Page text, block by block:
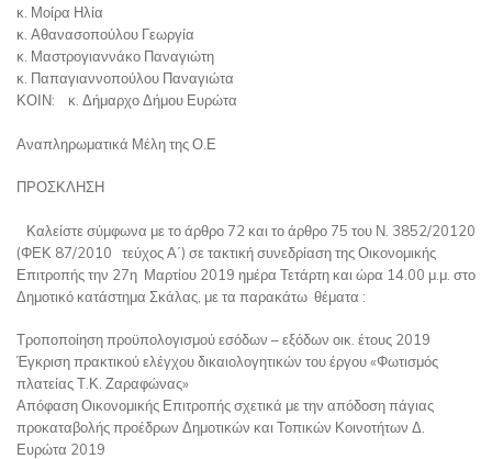
κ. Μοίρα Ηλία
κ. Αθανασοπούλου Γεωργία
κ. Μαστρογιαννάκο Παναγιώτη
κ. Παπαγιαννοπούλου Παναγιώτα
ΚΟΙΝ: κ. Δήμαρχο Δήμου Ευρώτα
Αναπληρωματικά Μέλη της Ο.Ε
ΠΡΟΣΚΛΗΣΗ
Καλείστε σύμφωνα με το άρθρο 72 και το άρθρο 75 του Ν. 3852/20120
(ΦΕΚ 87/2010 τεύχος Α΄) σε τακτική συνεδρίαση της Οικονομικής
Επιτροπής την 27η Μαρτίου 2019 ημέρα Τετάρτη και ώρα 14.00 μ.μ. στο
Δημοτικό κατάστημα Σκάλας, με τα παρακάτω θέματα :
Τροποποίηση προϋπολογισμού εσόδων – εξόδων οικ. έτους 2019
Έγκριση πρακτικού ελέγχου δικαιολογητικών του έργου «Φωτισμός
πλατείας Τ.Κ. Ζαραφώνας»
Απόφαση Οικονομικής Επιτροπής σχετικά με την απόδοση πάγιας
προκαταβολής προέδρων Δημοτικών και Τοπικών Κοινοτήτων Δ.
Ευρώτα 2019